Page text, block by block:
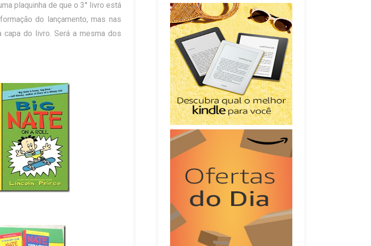
plaquinha de que o 3° livro está
do lançamento, mas nas
capa do livro. Será a mesma dos